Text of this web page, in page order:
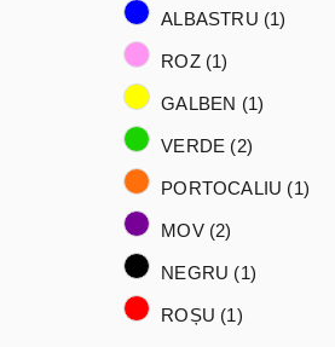
ALBASTRU (1)
ROZ(1)
GALBEN (1)
VERDE (2)
PORTOCALIU (1)
MOV(2)
NEGRU (1)
ROȘU (1)